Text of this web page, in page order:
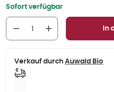
Sofort verfügbar
In
Verkauf durch Auwald Bio